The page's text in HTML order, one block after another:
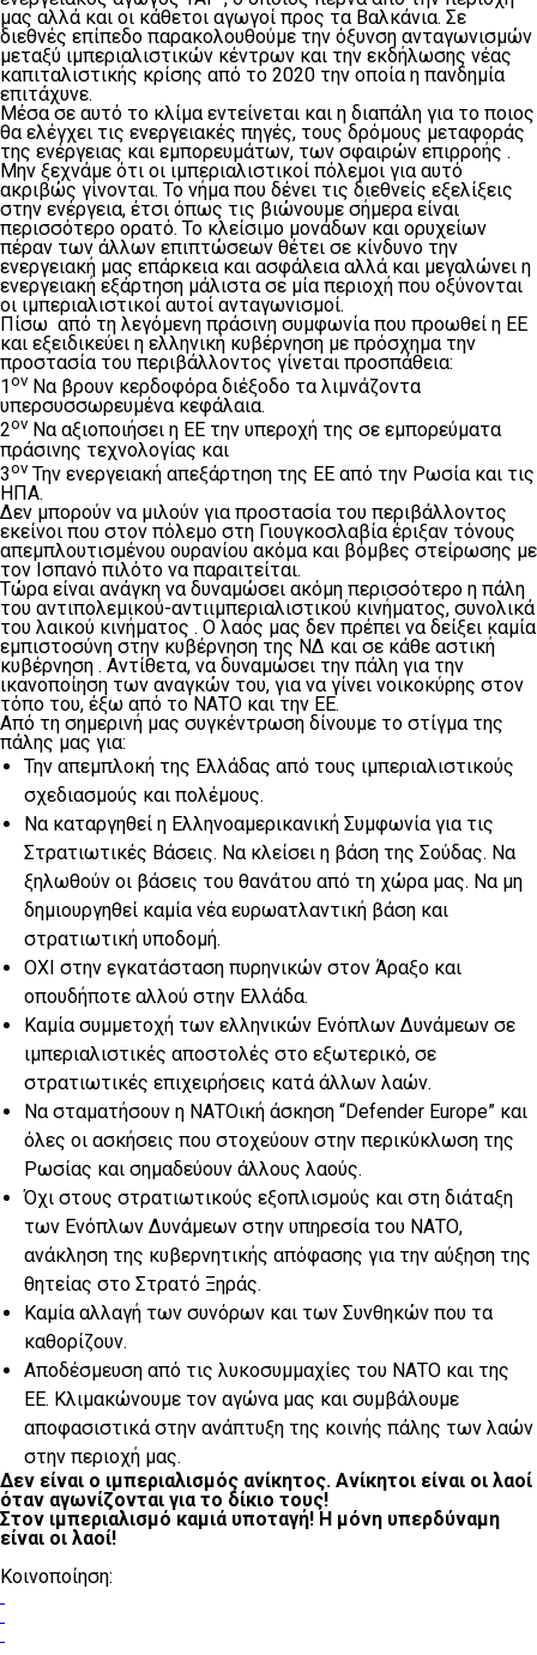
μας αλλά και οι κάθετοι αγωγοί προς τα Βαλκάνια. Σε
διεθνές επίπεδο παρακολουθούμε την όξυνση ανταγωνισμών
μεταξύ ιμπεριαλιστικών κέντρων και την εκδήλωσης νέας
καπιταλιστικής κρίσης από το 2020 την οποία η πανδημία
επιτάχυνε.
Μέσα σε αυτό το κλίμα εντείνεται και η διαπάλη για το ποιος
θα ελέγχει τις ενεργειακές πηγές, τους δρόμους μεταφοράς
της ενέργειας και εμπορευμάτων, των σφαιρών επιρροής .
Μην ξεχνάμε ότι οι ιμπεριαλιστικοί πόλεμοι για αυτό
ακριβώς γίνονται. Το νήμα που δένει τις διεθνείς εξελίξεις
στην ενέργεια, έτσι όπως τις βιώνουμε σήμερα είναι
περισσότερο ορατό. Το κλείσιμο μονάδων και ορυχείων
πέραν των άλλων επιπτώσεων θέτει σε κίνδυνο την
ενεργειακή μας επάρκεια και ασφάλεια αλλά και μεγαλώνει η
ενεργειακή εξάρτηση μάλιστα σε μία περιοχή που οξύνονται
οι ιμπεριαλιστικοί αυτοί ανταγωνισμοί.
Πίσω από τη λεγόμενη πράσινη συμφωνία που προωθεί η ΕΕ
και εξειδικεύει η ελληνική κυβέρνηση με πρόσχημα την
προστασία του περιβάλλοντος γίνεται προσπάθεια:
1 ον Να βρουν κερδοφόρα διέξοδο τα λιμνάζοντα
υπερσυσσωρευμένα κεφάλαια.
2ον Να αξιοποιήσει η ΕΕ την υπεροχή της σε εμπορεύματα
πράσινης τεχνολογίας και
3ον Την ενεργειακή απεξάρτηση της ΕΕ από την Ρωσία και τις
ΗΠΑ.
Δεν μπορούν να μιλούν για προστασία του περιβάλλοντος
εκείνοι που στον πόλεμο στη Γιουγκοσλαβία έριξαν τόνους
απεμπλουτισμένου ουρανίου ακόμα και βόμβες στείρωσης με
τον Ισπανό πιλότο να παραιτείται.
Τώρα είναι ανάγκη να δυναμώσει ακόμη περισσότερο η πάλη
του αντιπολεμικού-αντιιμπεριαλιστικού κινήματος, συνολικά
του λαικού κινήματος . Ο λαός μας δεν πρέπει να δείξει καμία
εμπιστοσύνη στην κυβέρνηση της ΝΔ και σε κάθε αστική
κυβέρνηση . Αντίθετα, να δυναμώσει την πάλη για την
ικανοποίηση των αναγκών του, για να γίνει νοικοκύρης στον
τόπο του, έξω από το ΝΑΤΟ και την ΕΕ.
Από τη σημερινή μας συγκέντρωση δίνουμε το στίγμα της
πάλης μας για:
Την απεμπλοκή της Ελλάδας από τους ιμπεριαλιστικούς
σχεδιασμούς και πολέμους.
Να καταργηθεί η Ελληνοαμερικανική Συμφωνία για τις
Στρατιωτικές Βάσεις. Να κλείσει η βάση της Σούδας. Να
ξηλωθούν οι βάσεις του θανάτου από τη χώρα μας. Να μη
δημιουργηθεί καμία νέα ευρωατλαντική βάση και
στρατιωτική υποδομή.
ΟΧΙ στην εγκατάσταση πυρηνικών στον Άραξο και
οπουδήποτε αλλού στην Ελλάδα.
Καμία συμμετοχή των ελληνικών Ενόπλων Δυνάμεων σε
ιμπεριαλιστικές αποστολές στο εξωτερικό, σε
στρατιωτικές επιχειρήσεις κατά άλλων λαών.
Να σταματήσουν η ΝΑΤΟική άσκηση “Defender Europe” και
όλες οι ασκήσεις που στοχεύουν στην περικύκλωση της
Ρωσίας και σημαδεύουν άλλους λαούς.
Όχι στους στρατιωτικούς εξοπλισμούς και στη διάταξη
των Ενόπλων Δυνάμεων στην υπηρεσία του ΝΑΤΟ,
ανάκληση της κυβερνητικής απόφασης για την αύξηση της
θητείας στο Στρατό Ξηράς.
Καμία αλλαγή των συνόρων και των Συνθηκών που τα
καθορίζουν.
Αποδέσμευση από τις λυκοσυμμαχίες του ΝΑΤΟ και της
ΕΕ. Κλιμακώνουμε τον αγώνα μας και συμβάλουμε
αποφασιστικά στην ανάπτυξη της κοινής πάλης των λαών
στην περιοχή μας.
Δεν είναι ο ιμπεριαλισμός ανίκητος. Ανίκητοι είναι οι λαοί
όταν αγωνίζονται για το δίκιο τους!
Στον ιμπεριαλισμό καμιά υποταγή! Η μόνη υπερδύναμη
είναι οι λαοί!
Κοινοποίηση: